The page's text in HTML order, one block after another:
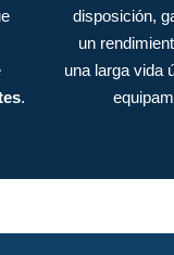
.
disposición,
un
una larga vida